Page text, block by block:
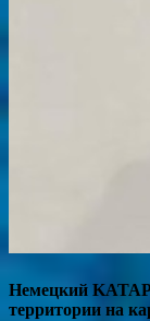
Немецкий
территории на